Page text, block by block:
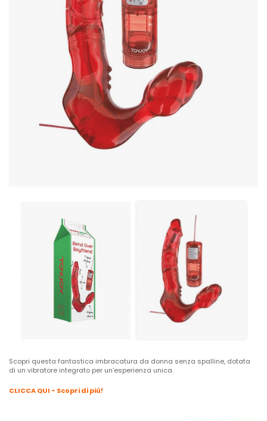
Scopri questa fantastica imbracatura da donna senza spalline, dotata
di un vibratore integrato per un'esperienza unica.
CLICCA QUI - Scopri di più!